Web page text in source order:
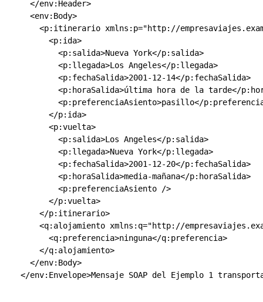
</env:Header>
<env:Body>
<p:itinerario xmlns:p="http://
<p:ida>
<p:salida>Nueva York</p:salida>
<p:llegada>Los Angeles</p:llegada>
<p:fechaSalida>2001-12-14</p:fechaSalida>
<p:horaSalida>última hora de la tarde</
<p:preferenciaAsiento>pasillo</
</p:ida>
<p:vuelta>
<p:salida>Los Angeles</p:salida>
<p:llegada>Nueva York</p:llegada>
<p:fechaSalida>2001-12-20</p:fechaSalida>
<p:horaSalida>media-mañana</p:horaSalida>
<p:preferenciaAsiento />
</p:vuelta>
</p:itinerario>
<q:alojamiento xmlns:q="http://
<q:preferencia>ninguna</q:preferencia>
</q:alojamiento>
</env:Body>
</env:Envelope>